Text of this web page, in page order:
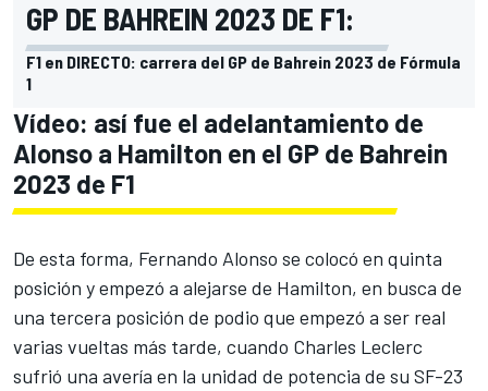
GP DE BAHREIN 2023 DE F1:
F1 en DIRECTO: carrera del GP de Bahrein 2023 de Fórmula
1
Vídeo: así fue el adelantamiento de
Alonso a Hamilton en el GP de Bahrein
2023 de F1
De esta forma, Fernando Alonso se colocó en quinta
posición y empezó a alejarse de Hamilton, en busca de
una tercera posición de podio que empezó a ser real
varias vueltas más tarde, cuando Charles Leclerc
sufrió una avería en la unidad de potencia de su SF-23